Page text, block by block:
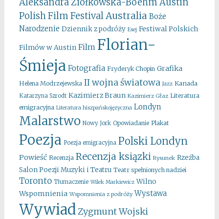
Aleksandra Ziółkowska-Boehm Austin
Polish Film FestivalAustralia Boże
Narodzenie Dziennik z podróży Esej Festiwal Polskich
Filmów w Austin Film Florian-
Śmieja Fotografia Fryderyk Chopin Grafika
Helena Modrzejewska II wojna światowa Jazz Kanada
Katarzyna Szrodt Kazimierz Braun Kazimierz Głaz Literatura
emigracyjna Literatura hiszpańskojęzyczna Londyn
Malarstwo Nowy Jork Opowiadanie Plakat
Poezja Poezja emigracyjna Polski Londyn
Powieść Recenzja Recenzja ksiązki Rysunek Rzeźba
Salon Poezji Muzyki i Teatru Teatr spełnionych nadziei
Toronto Tłumaczenie Wilek Markiewicz Wilno
Wspomnienia Wspomnienia z podróży Wystawa
WywiadZygmunt Wojski